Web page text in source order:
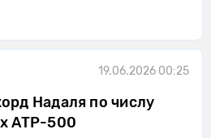
19.06.2026 00:25
Надаля по числу
ATP-500